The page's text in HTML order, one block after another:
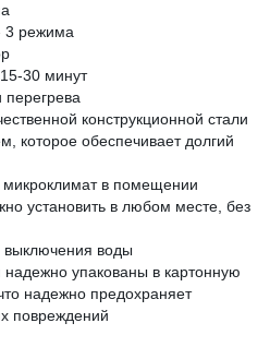
3 режима
30 минут
конструкционной стали
которое обеспечивает долгий
в помещении
установить в любом месте, без
выключения воды
упакованы в картонную
надежно предохраняет
повреждений